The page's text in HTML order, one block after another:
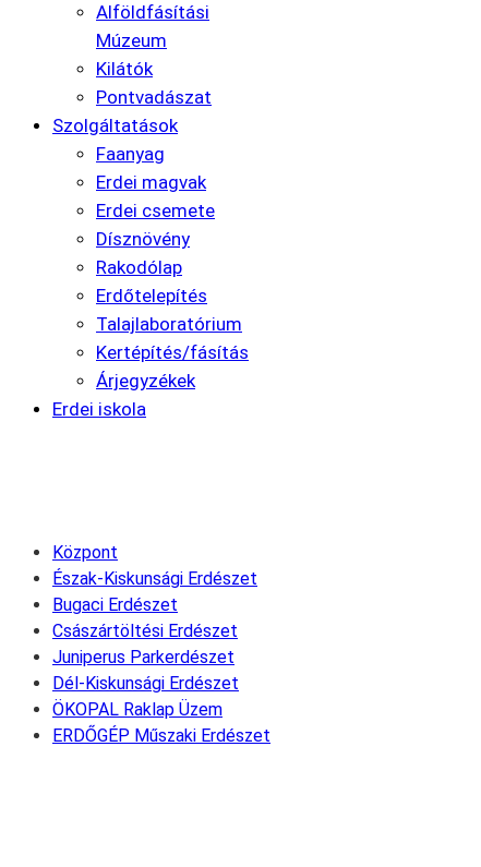
Alföldfásítási
Múzeum
Kilátók
Pontvadászat
Szolgáltatások
Faanyag
Erdei magvak
Erdei csemete
Dísznövény
Rakodólap
Erdőtelepítés
Talajlaboratórium
Kertépítés/fásítás
Árjegyzékek
Erdei iskola
Központ
Észak-Kiskunsági Erdészet
Bugaci Erdészet
Császártöltési Erdészet
Juniperus Parkerdészet
Dél-Kiskunsági Erdészet
ÖKOPAL Raklap Üzem
ERDŐGÉP Műszaki Erdészet